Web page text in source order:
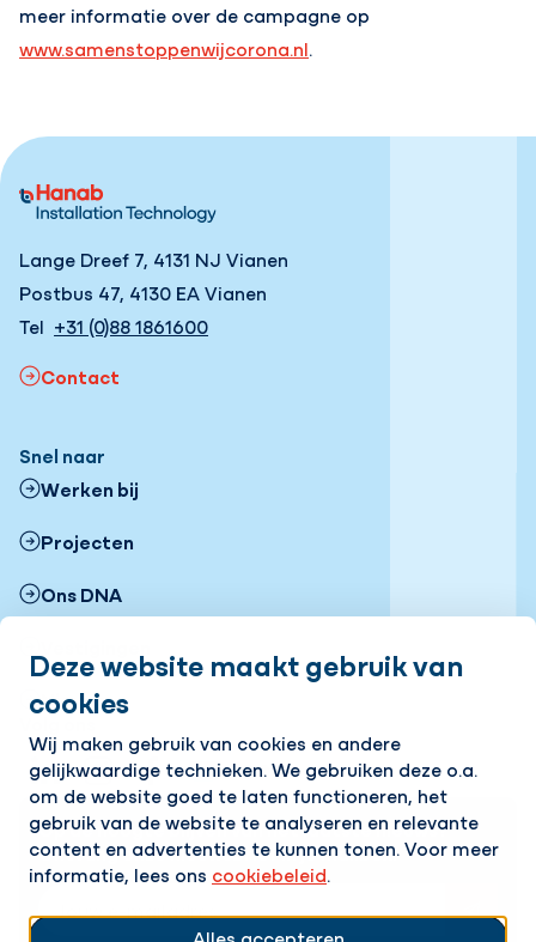
Deze website maakt gebruik van
cookies
Wij maken gebruik van cookies en andere
gelijkwaardige technieken. We gebruiken deze o.a.
om de website goed te laten functioneren, het
gebruik van de website te analyseren en relevante
content en advertenties te kunnen tonen. Voor meer
informatie, lees ons cookiebeleid.
meer informatie over de campagne op
www.samenstoppenwijcorona.nl.
Lange Dreef 7, 4131 NJ Vianen
Postbus 47, 4130 EA Vianen
Tel +31 (0)88 1861600
Contact
Snel naar
Werken bij
Projecten
Ons DNA
Nieuws
LinkedInInstagramFacebookYouTubeFlickr
Op de hoogte blijven van het laatste nieuws?
Ontvang onze nieuwsbrief in je mailbox!